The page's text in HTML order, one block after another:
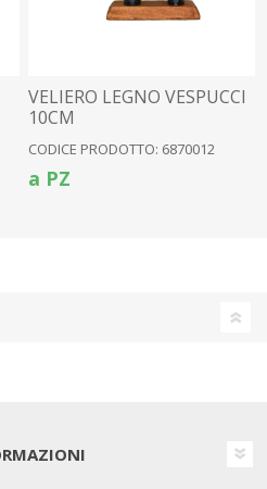
VELIERO LEGNO VESPUCCI
10CM
CODICE PRODOTTO: 6870012
a PZ